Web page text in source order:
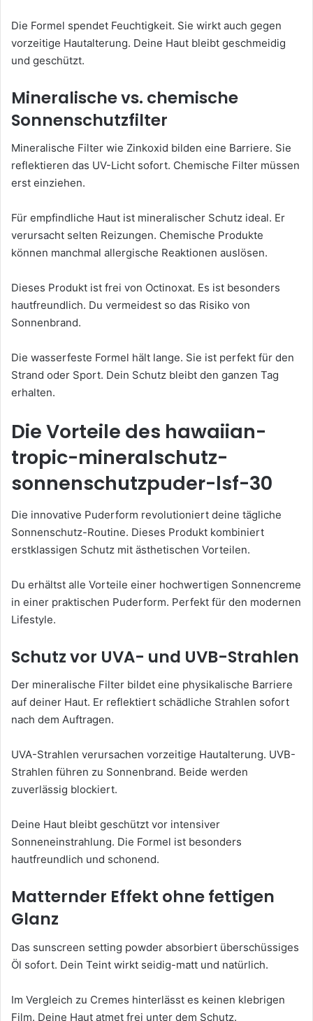
Die Formel spendet Feuchtigkeit. Sie wirkt auch gegen
vorzeitige Hautalterung. Deine Haut bleibt geschmeidig
und geschützt.
Mineralische vs. chemische
Sonnenschutzfilter
Mineralische Filter wie Zinkoxid bilden eine Barriere. Sie
reflektieren das UV-Licht sofort. Chemische Filter müssen
erst einziehen.
Für empfindliche Haut ist mineralischer Schutz ideal. Er
verursacht selten Reizungen. Chemische Produkte
können manchmal allergische Reaktionen auslösen.
Dieses Produkt ist frei von Octinoxat. Es ist besonders
hautfreundlich. Du vermeidest so das Risiko von
Sonnenbrand.
Die wasserfeste Formel hält lange. Sie ist perfekt für den
Strand oder Sport. Dein Schutz bleibt den ganzen Tag
erhalten.
Die Vorteile des hawaiian-
tropic-mineralschutz-
sonnenschutzpuder-lsf-30
Die innovative Puderform revolutioniert deine tägliche
Sonnenschutz-Routine. Dieses Produkt kombiniert
erstklassigen Schutz mit ästhetischen Vorteilen.
Du erhältst alle Vorteile einer hochwertigen Sonnencreme
in einer praktischen Puderform. Perfekt für den modernen
Lifestyle.
Schutz vor UVA- und UVB-Strahlen
Der mineralische Filter bildet eine physikalische Barriere
auf deiner Haut. Er reflektiert schädliche Strahlen sofort
nach dem Auftragen.
UVA-Strahlen verursachen vorzeitige Hautalterung. UVB-
Strahlen führen zu Sonnenbrand. Beide werden
zuverlässig blockiert.
Deine Haut bleibt geschützt vor intensiver
Sonneneinstrahlung. Die Formel ist besonders
hautfreundlich und schonend.
Matternder Effekt ohne fettigen
Glanz
Das sunscreen setting powder absorbiert überschüssiges
Öl sofort. Dein Teint wirkt seidig-matt und natürlich.
Im Vergleich zu Cremes hinterlässt es keinen klebrigen
Film. Deine Haut atmet frei unter dem Schutz.